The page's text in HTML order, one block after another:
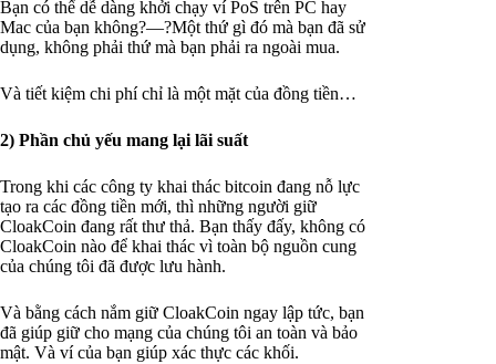
Bạn có thể dễ dàng khởi chạy ví PoS trên PC hay
Mac của bạn không?—?Một thứ gì đó mà bạn đã sử
dụng, không phải thứ mà bạn phải ra ngoài mua.
Và tiết kiệm chi phí chỉ là một mặt của đồng tiền…
2) Phần chủ yếu mang lại lãi suất
Trong khi các công ty khai thác bitcoin đang nỗ lực
tạo ra các đồng tiền mới, thì những người giữ
CloakCoin đang rất thư thả. Bạn thấy đấy, không có
CloakCoin nào để khai thác vì toàn bộ nguồn cung
của chúng tôi đã được lưu hành.
Và bằng cách nắm giữ CloakCoin ngay lập tức, bạn
đã giúp giữ cho mạng của chúng tôi an toàn và bảo
mật. Và ví của bạn giúp xác thực các khối.